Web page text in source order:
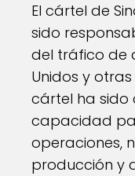
El cártel de
sido
del tráfico de
Unidos y
cártel ha sido
capacidad
operaciones,
producción y